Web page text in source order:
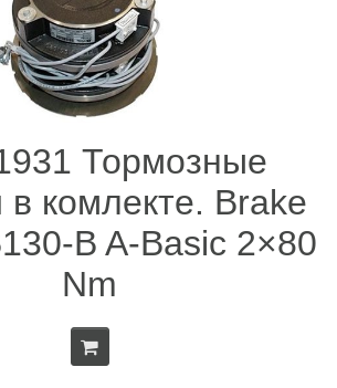
Тормозные
в комлекте. Brake
B A-Basic 2×80
Nm